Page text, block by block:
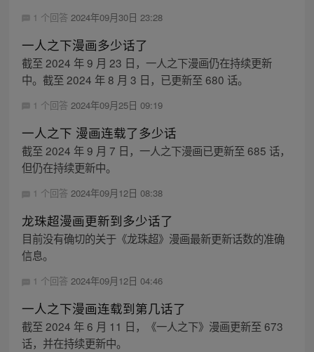
1 个回答 2024年09月30日 23:28
一人之下漫画多少话了
截至 2024 年 9 月 23 日，一人之下漫画仍在持续更新
中。截至 2024 年 8 月 3 日，已更新至 680 话。
1 个回答 2024年09月25日 09:19
一人之下 漫画连载了多少话
截至 2024 年 9 月 7 日，一人之下漫画已更新至 685 话，
但仍在持续更新中。
1 个回答 2024年09月12日 08:38
龙珠超漫画更新到多少话了
目前没有确切的关于《龙珠超》漫画最新更新话数的准确
信息。
1 个回答 2024年09月12日 04:46
一人之下漫画连载到第几话了
截至 2024 年 6 月 11 日，《一人之下》漫画更新至 673
话，并在持续更新中。